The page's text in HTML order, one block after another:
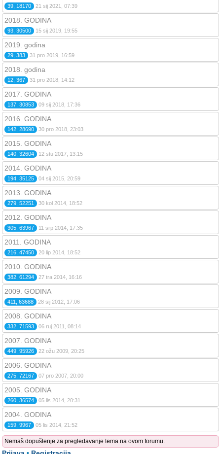
39, 18170 21 sij 2021, 07:39
2018. GODINA
93, 30500 15 sij 2019, 19:55
2019. godina
29, 383 31 pro 2019, 16:59
2018. godina
12, 367 31 pro 2018, 14:12
2017. GODINA
137, 30853 09 sij 2018, 17:36
2016. GODINA
142, 28690 30 pro 2018, 23:03
2015. GODINA
140, 32604 12 stu 2017, 13:15
2014. GODINA
194, 35125 04 sij 2015, 20:59
2013. GODINA
279, 52251 30 kol 2014, 18:52
2012. GODINA
305, 63967 11 srp 2014, 17:35
2011. GODINA
216, 47450 20 lip 2014, 18:52
2010. GODINA
382, 61294 27 tra 2014, 16:16
2009. GODINA
411, 63688 28 sij 2012, 17:06
2008. GODINA
332, 71593 06 ruj 2011, 08:14
2007. GODINA
449, 95926 22 ožu 2009, 20:25
2006. GODINA
275, 72167 07 pro 2007, 20:00
2005. GODINA
260, 36574 05 lis 2014, 20:31
2004. GODINA
159, 9967 05 lis 2014, 21:52
Nemaš dopuštenje za pregledavanje tema na ovom forumu.